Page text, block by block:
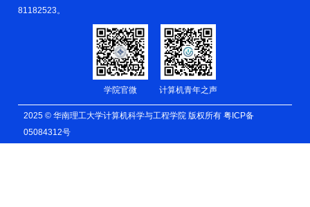
81182523。
学院官微 计算机青年之声
2025 © 华南理工大学计算机科学与工程学院 版权所有 粤ICP备
05084312号